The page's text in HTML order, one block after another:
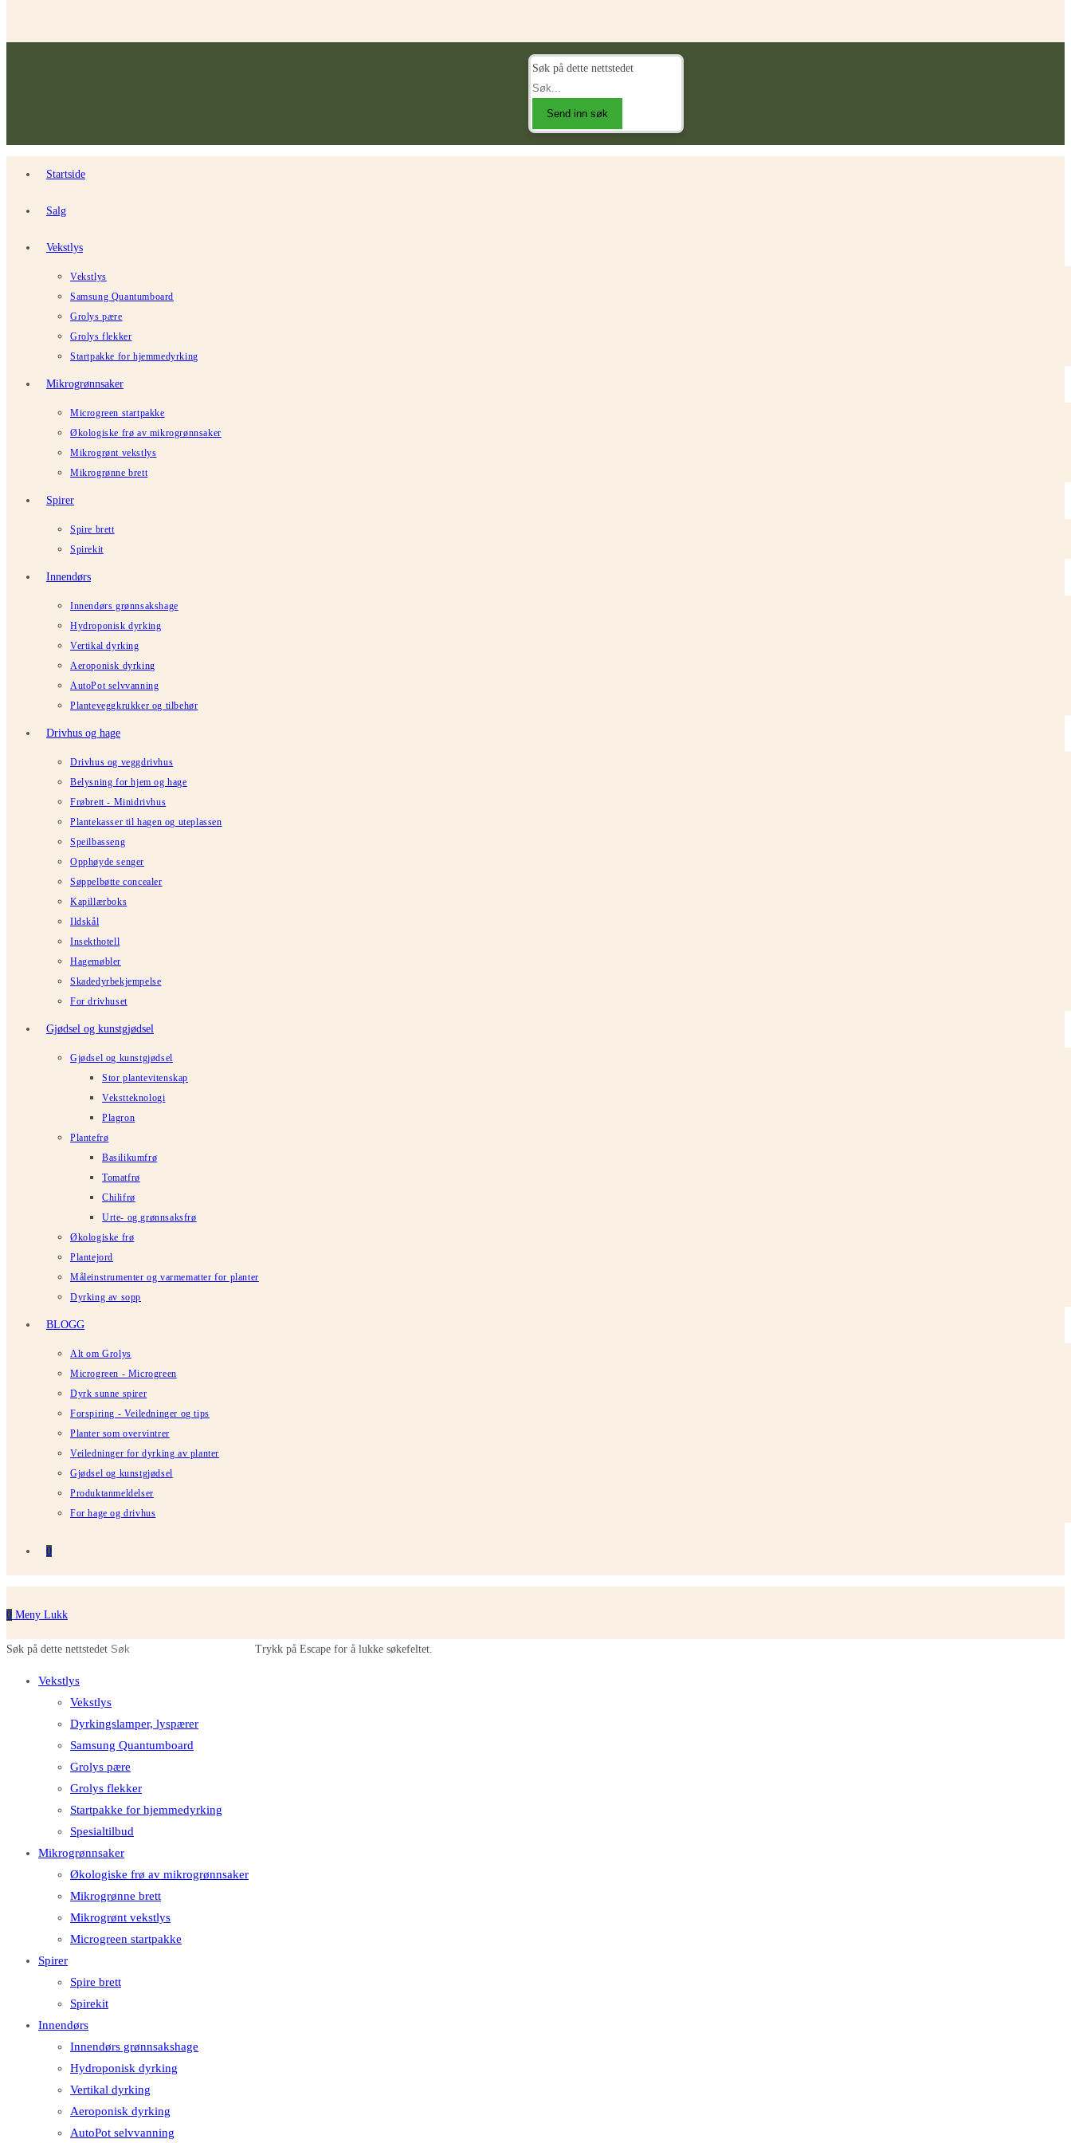
Søk på dette nettstedet
Send inn søk
Startside
Salg
Vekstlys
Vekstlys
Samsung Quantumboard
Grolys pære
Grolys flekker
Startpakke for hjemmedyrking
Mikrogrønnsaker
Microgreen startpakke
Økologiske frø av mikrogrønnsaker
Mikrogrønt vekstlys
Mikrogrønne brett
Spirer
Spire brett
Spirekit
Innendørs
Innendørs grønnsakshage
Hydroponisk dyrking
Vertikal dyrking
Aeroponisk dyrking
AutoPot selvvanning
Planteveggkrukker og tilbehør
Drivhus og hage
Drivhus og veggdrivhus
Belysning for hjem og hage
Frøbrett - Minidrivhus
Plantekasser til hagen og uteplassen
Speilbasseng
Opphøyde senger
Søppelbøtte concealer
Kapillærboks
Ildskål
Insekthotell
Hagemøbler
Skadedyrbekjempelse
For drivhuset
Gjødsel og kunstgjødsel
Gjødsel og kunstgjødsel
Stor plantevitenskap
Vekstteknologi
Plagron
Plantefrø
Basilikumfrø
Tomatfrø
Chilifrø
Urte- og grønnsaksfrø
Økologiske frø
Plantejord
Måleinstrumenter og varmematter for planter
Dyrking av sopp
BLOGG
Alt om Grolys
Microgreen - Microgreen
Dyrk sunne spirer
Forspiring - Veiledninger og tips
Planter som overvintrer
Veiledninger for dyrking av planter
Gjødsel og kunstgjødsel
Produktanmeldelser
For hage og drivhus
0
0 Meny Lukk
Søk på dette nettstedet Trykk på Escape for å lukke søkefeltet.
Vekstlys
Vekstlys
Dyrkingslamper, lyspærer
Samsung Quantumboard
Grolys pære
Grolys flekker
Startpakke for hjemmedyrking
Spesialtilbud
Mikrogrønnsaker
Økologiske frø av mikrogrønnsaker
Mikrogrønne brett
Mikrogrønt vekstlys
Microgreen startpakke
Spirer
Spire brett
Spirekit
Innendørs
Innendørs grønnsakshage
Hydroponisk dyrking
Vertikal dyrking
Aeroponisk dyrking
AutoPot selvvanning